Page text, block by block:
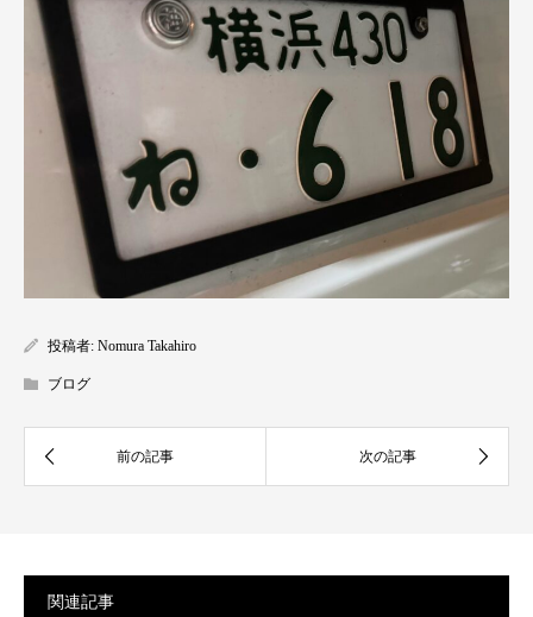
投稿者: Nomura Takahiro
ブログ
関連記事